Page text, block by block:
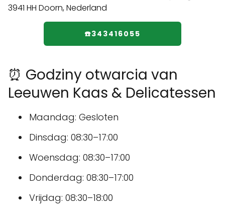
☎️343416055
⏰ Godziny otwarcia van
Leeuwen Kaas & Delicatessen
Maandag: Gesloten
Dinsdag: 08:30–17:00
Woensdag: 08:30–17:00
Donderdag: 08:30–17:00
Vrijdag: 08:30–18:00